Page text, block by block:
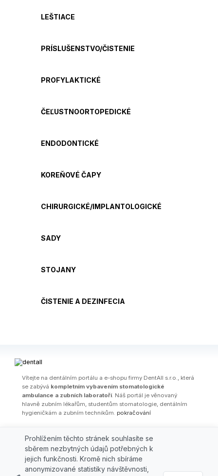
LEŠTIACE
PRÍSLUŠENSTVO/ČISTENIE
PROFYLAKTICKÉ
ČEĽUSTNOORTOPEDICKÉ
ENDODONTICKÉ
KOREŇOVÉ ČAPY
CHIRURGICKÉ/IMPLANTOLOGICKÉ
SADY
STOJANY
ČISTENIE A DEZINFECIA
Ví­tejte na dentálním portálu a e-shopu firmy DentAll s.r.o., která
se zabývá kompletním vybavením stomatologické
ambulance a zubních laboratoří. Náš portál je věnovaný
hlavně zubním lékařům, studentům stomatologie, dentálním
hygieničkám a zubním technikům. pokračování
LETÁKY|ŠKOLENÍ / WEBINÁŘE | ODBORNÉ ČLÁNKY
VÝPRODEJ
© 2026 DENTALL, spol. s r.o., Grafická 827/16, 15000 Praha 5,
e-mail:obchod@dentall.cz
Prohlížením těchto stránek souhlasíte se
sběrem nezbytných údajů potřebných k
jejich funkčnosti. Kromě nich sbíráme
anonymizované statistiky návštěvnosti,